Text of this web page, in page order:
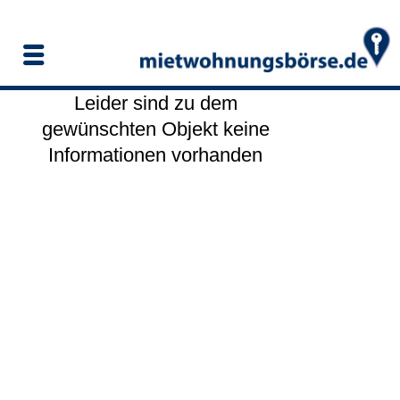
Leider sind zu dem
gewünschten Objekt keine
Informationen vorhanden